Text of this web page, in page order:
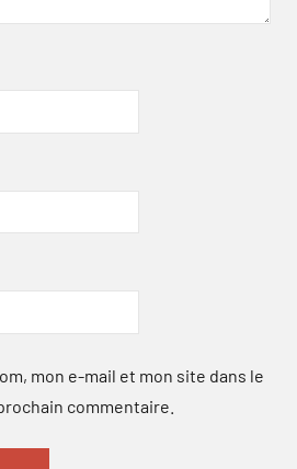
mon e-mail et mon site dans le
commentaire.